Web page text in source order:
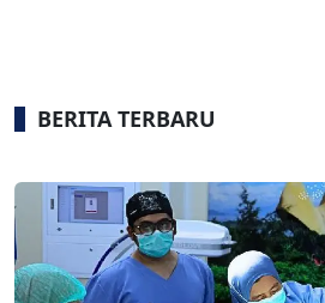
BERITA TERBARU